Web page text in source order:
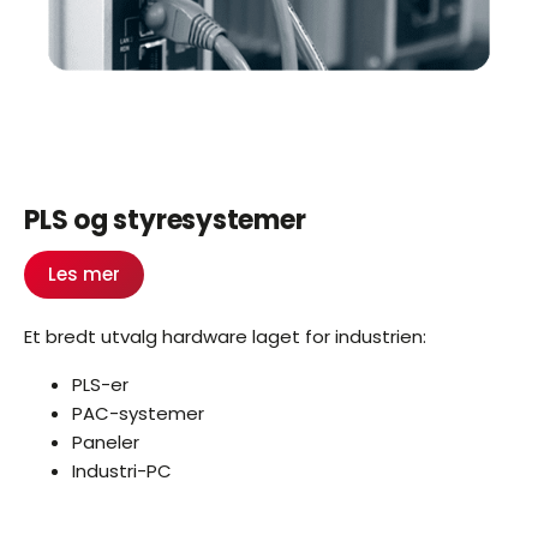
PLS og styresystemer
Les mer
Et bredt utvalg hardware laget for industrien:
PLS-er
PAC-systemer
Paneler
Industri-PC